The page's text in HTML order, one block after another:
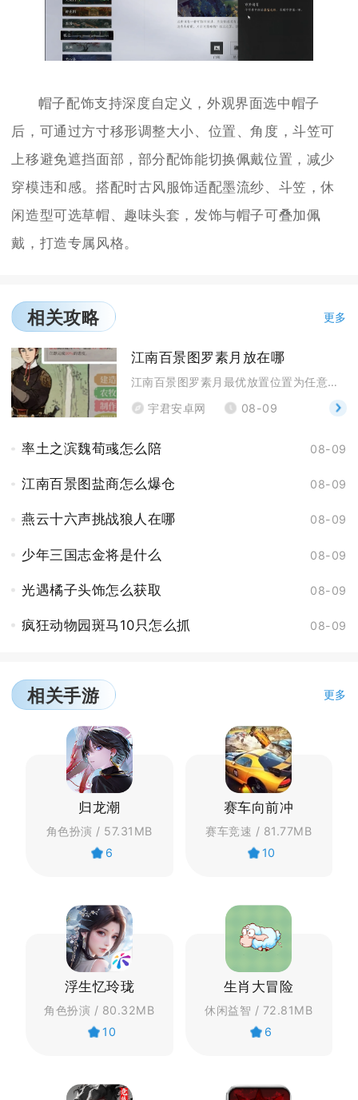
帽子配饰支持深度自定义，外观界面选中帽子
后，可通过方寸移形调整大小、位置、角度，斗笠可
上移避免遮挡面部，部分配饰能切换佩戴位置，减少
穿模违和感。搭配时古风服饰适配墨流纱、斗笠，休
闲造型可选草帽、趣味头套，发饰与帽子可叠加佩
戴，打造专属风格。
相关攻略 更多
江南百景图罗素月放在哪
江南百景图罗素月最优放置位置为任意府城的炼丹炉，长
宇君安卓网
08-09
率土之滨魏荀彧怎么陪 08-09
江南百景图盐商怎么爆仓 08-09
燕云十六声挑战狼人在哪 08-09
少年三国志金将是什么 08-09
光遇橘子头饰怎么获取 08-09
疯狂动物园斑马10只怎么抓 08-09
相关手游 更多
归龙潮
角色扮演 / 57.31MB
6
赛车向前冲
赛车竞速 / 81.77MB
10
浮生忆玲珑
角色扮演 / 80.32MB
10
生肖大冒险
休闲益智 / 72.81MB
6